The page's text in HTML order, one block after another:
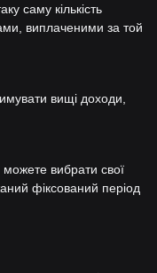
саму кількість
виплаченими за той
вищі доходи,
можете вибрати свої
фіксований період